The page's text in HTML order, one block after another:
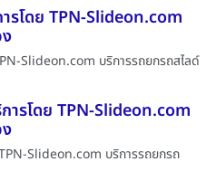
รโดย TPN-Slideon.com
Slideon.com บริการรถยกรถสไลด์
ารโดย TPN-Slideon.com
Slideon.com บริการรถยกรถ